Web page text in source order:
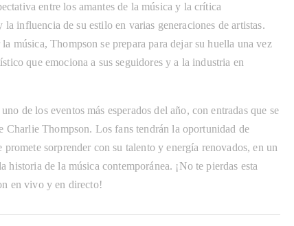
entre los amantes de la música y la crítica
influencia de su estilo en varias generaciones de artistas.
música, Thompson se prepara para dejar su huella una vez
que emociona a sus seguidores y a la industria en
de los eventos más esperados del año, con entradas que se
Charlie Thompson. Los fans tendrán la oportunidad de
sorprender con su talento y energía renovados, en un
historia de la música contemporánea. ¡No te pierdas esta
en vivo y en directo!